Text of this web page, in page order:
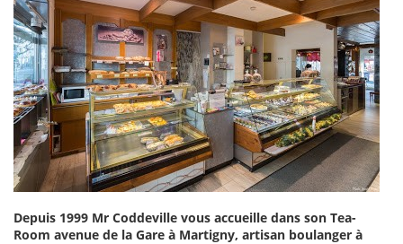
Depuis 1999 Mr Coddeville vous accueille dans son Tea-
Room avenue de la Gare à Martigny, artisan boulanger à